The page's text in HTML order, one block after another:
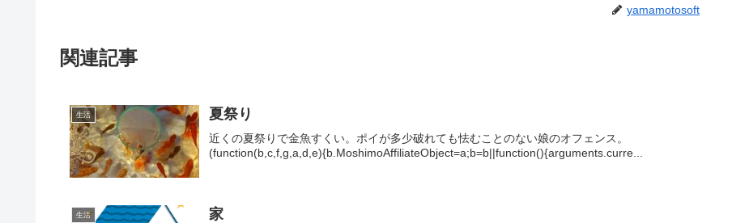
yamamotosoft
関連記事
生活 夏祭り
近くの夏祭りで金魚すくい。ポイが多少破れても怯むことのない娘のオフェンス。
(function(b,c,f,g,a,d,e){b.MoshimoAffiliateObject=a;b=b||function(){arguments.curre...
生活 家